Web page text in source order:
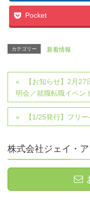
Pocket
カテゴリー 新着情報
【お知らせ】2月
明会／就職転職イベン
【1/25発行】フリ
株式会社ジェイ・